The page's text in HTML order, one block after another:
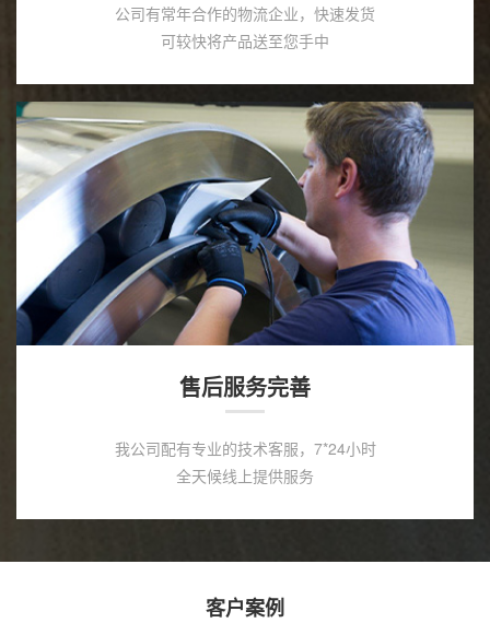
公司有常年合作的物流企业，快速发货
可较快将产品送至您手中
售后服务完善
我公司配有专业的技术客服，7*24小时
全天候线上提供服务
客户案例